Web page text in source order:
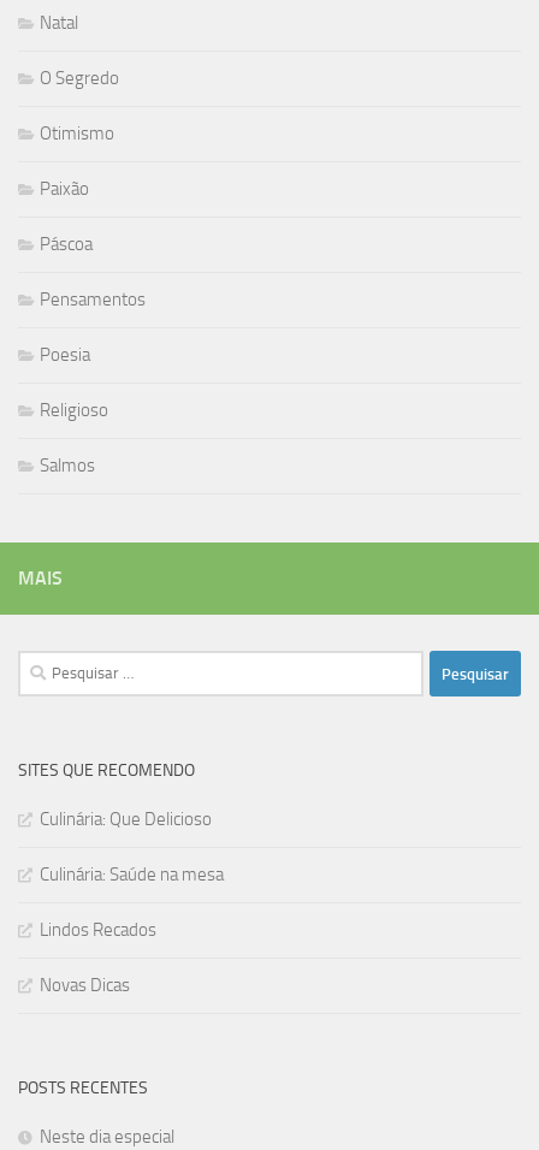
Natal
O Segredo
Otimismo
Paixão
Páscoa
Pensamentos
Poesia
Religioso
Salmos
MAIS
Pesquisar
por:
SITES QUE RECOMENDO
Culinária: Que Delicioso
Culinária: Saúde na mesa
Lindos Recados
Novas Dicas
POSTS RECENTES
Neste dia especial